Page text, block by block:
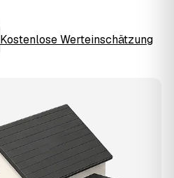
Kostenlose Werteinschätzung